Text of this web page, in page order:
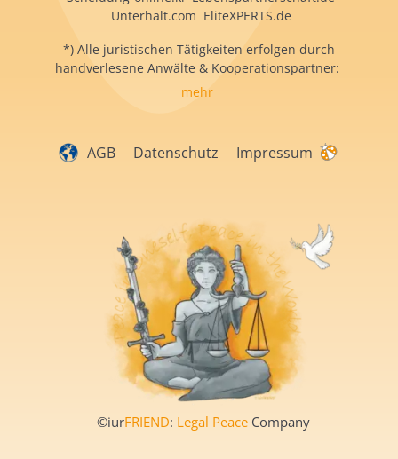
Unterhalt.com EliteXPERTS.de
*) Alle juristischen Tätigkeiten erfolgen durch
handverlesene Anwälte & Kooperationspartner:
mehr
AGB Datenschutz Impressum
©iurFRIEND: Legal Peace Company